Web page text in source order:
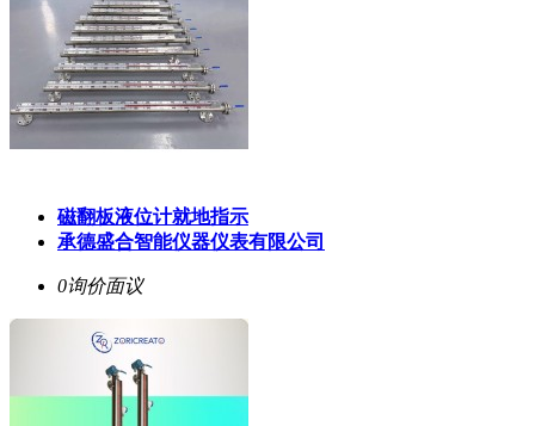
磁翻板液位计就地指示
承德盛合智能仪器仪表有限公司
0询价面议